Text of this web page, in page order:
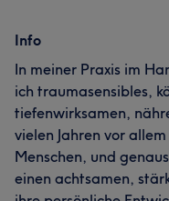
Info
In meiner Praxis im
ich traumasensibles,
tiefenwirksamen,
vielen Jahren vor
Menschen, und
einen achtsamen,